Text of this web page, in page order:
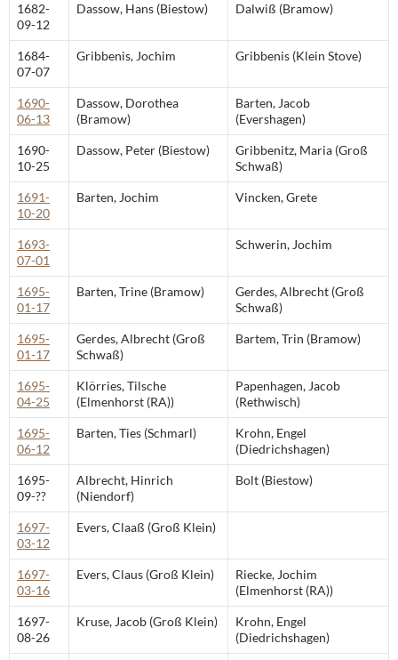
1682-
09-12
Dassow, Hans (Biestow) Dalwiß (Bramow)
1684-
07-07
Gribbenis, Jochim Gribbenis (Klein Stove)
1690-
06-13
Dassow, Dorothea
(Bramow)
Barten, Jacob
(Evershagen)
1690-
10-25
Dassow, Peter (Biestow)
Gribbenitz, Maria (Groß
Schwaß)
1691-
10-20
Barten, Jochim Vincken, Grete
1693-
07-01
Schwerin, Jochim
1695-
01-17
Barten, Trine (Bramow)
Gerdes, Albrecht (Groß
Schwaß)
1695-
01-17
Gerdes, Albrecht (Groß
Schwaß)
Bartem, Trin (Bramow)
1695-
04-25
Klörries, Tilsche
(Elmenhorst (RA))
Papenhagen, Jacob
(Rethwisch)
1695-
06-12
Barten, Ties (Schmarl)
Krohn, Engel
(Diedrichshagen)
1695-
09-??
Albrecht, Hinrich
(Niendorf)
Bolt (Biestow)
1697-
03-12
Evers, Claaß (Groß Klein)
1697-
03-16
Evers, Claus (Groß Klein)
Riecke, Jochim
(Elmenhorst (RA))
1697-
08-26
Kruse, Jacob (Groß Klein)
Krohn, Engel
(Diedrichshagen)